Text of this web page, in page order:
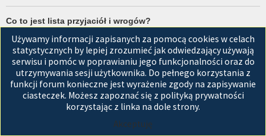
Co to jest lista przyjaciół i wrogów?
użytkowników witryny. Użytkownicy dodani do listy przyjaciół będą
wyświetleni na karciePrzyjacieleznajdującej się w panelu
zarządzania kontem. Z tego poziomu można szybko sprawdzić ich
status, a także wysłać prywatną wiadomość. Zależnie od
używanego stylu witryny, posty tych użytkowników mogą być
wyróżniane. Jeśli użytkownik zostanie dodany do listy wrogów,
Używamy informacji zapisanych za pomocą cookies w celach
statystycznych by lepiej zrozumieć jak odwiedzający używają
serwisu i pomóc w poprawianiu jego funkcjonalności oraz do
utrzymywania sesji użytkownika. Do pełnego korzystania z
funkcji forum konieczne jest wyrażenie zgody na zapisywanie
ciasteczek. Możesz zapoznać się z polityką prywatności
korzystając z linka na dole strony.
Akceptuję